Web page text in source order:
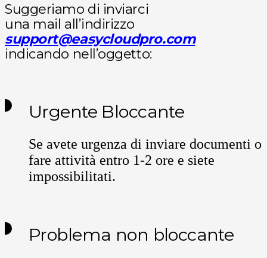
Suggeriamo di inviarci
una mail all’indirizzo
support@easycloudpro.com
indicando nell’oggetto:
Urgente Bloccante
Se avete urgenza di inviare documenti o
fare attività entro 1-2 ore e siete
impossibilitati.
Problema non bloccante